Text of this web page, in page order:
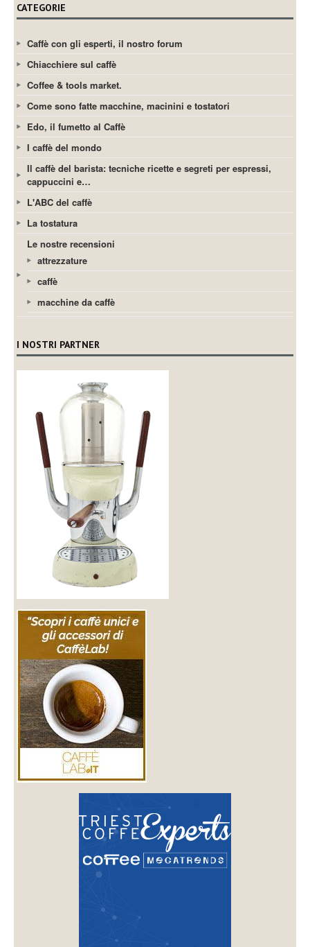
CATEGORIE
Caffè con gli esperti, il nostro forum
Chiacchiere sul caffè
Coffee & tools market.
Come sono fatte macchine, macinini e tostatori
Edo, il fumetto al Caffè
I caffè del mondo
Il caffè del barista: tecniche ricette e segreti per espressi,
cappuccini e…
L'ABC del caffè
La tostatura
Le nostre recensioni
attrezzature
caffè
macchine da caffè
I NOSTRI PARTNER